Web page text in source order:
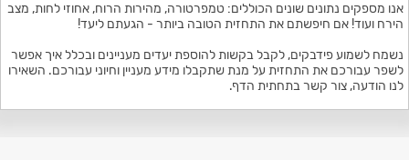
אנו מספקים נתונים שונים הכוללים: טמפרטורה, מהירות הרוח, אחוזי לחות, מצב
הירח ועוד! אם חיפשתם את התחזית הטובה ביותר - הגעתם ליעד!
נשמח לשמוע פידבקים, לקבל בקשות להוספת יעדים מעניינים ובכלל איך אפשר
לשפר עבורכם את התחזית על מנת שתקבלו מידע מעניין וחיוני עבורכם. השאירו
לנו הודעה, צור קשר בתחתית הדף.